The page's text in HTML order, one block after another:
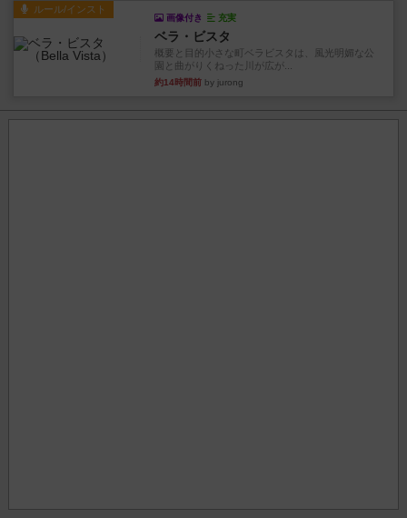
ルール/インスト
画像付き 充実
ベラ・ビスタ
概要と目的小さな町ベラビスタは、風光明媚な公
園と曲がりくねった川が広が...
約14時間前 by jurong